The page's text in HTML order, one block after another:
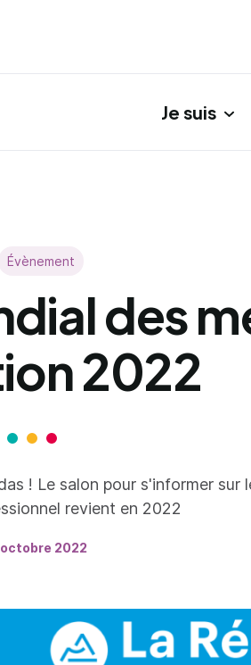
Je suis
Évènement
des
2022
! Le salon pour s'informer sur
revient en 2022
2022